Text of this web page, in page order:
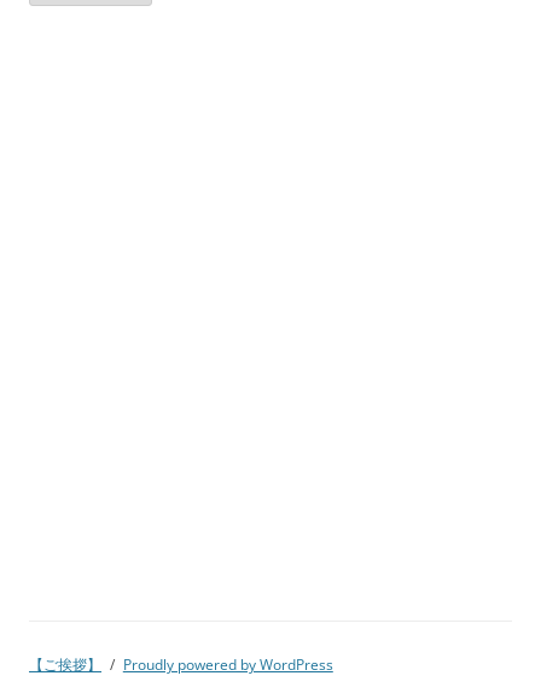
カ
【ご挨拶】 Proudly powered by WordPress